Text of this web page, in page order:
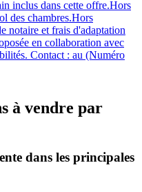
inclus dans cette offre.Hors
des chambres.Hors
notaire et frais d'adaptation
en collaboration avec
Contact : au (Numéro
à vendre par
dans les principales